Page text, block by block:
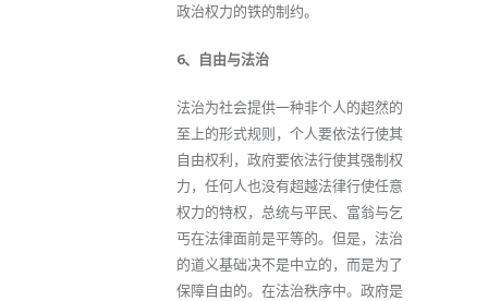
政治权力的铁的制约。
6、自由与法治
法治为社会提供一种非个人的超然的
至上的形式规则，个人要依法行使其
自由权利，政府要依法行使其强制权
力，任何人也没有超越法律行使任意
权力的特权，总统与平民、富翁与乞
丐在法律面前是平等的。但是，法治
的道义基础决不是中立的，而是为了
保障自由的。在法治秩序中。政府是